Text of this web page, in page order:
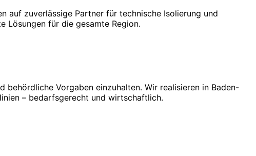
auf zuverlässige Partner für technische Isolierung und
Lösungen für die gesamte Region.
Vorgaben einzuhalten. Wir realisieren in Baden-
– bedarfsgerecht und wirtschaftlich.